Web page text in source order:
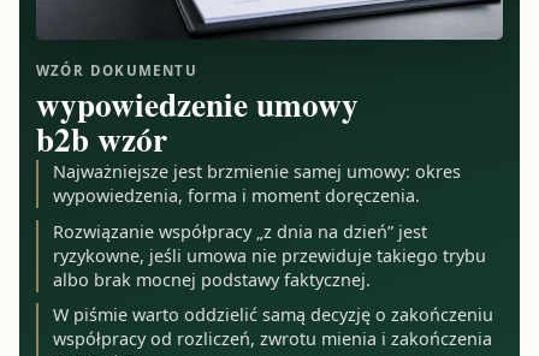
WZÓR DOKUMENTU
wypowiedzenie umowy
b2b wzór
Najważniejsze jest brzmienie samej umowy: okres
wypowiedzenia, forma i moment doręczenia.
Rozwiązanie współpracy „z dnia na dzień” jest
ryzykowne, jeśli umowa nie przewiduje takiego trybu
albo brak mocnej podstawy faktycznej.
W piśmie warto oddzielić samą decyzję o zakończeniu
współpracy od rozliczeń, zwrotu mienia i zakończenia